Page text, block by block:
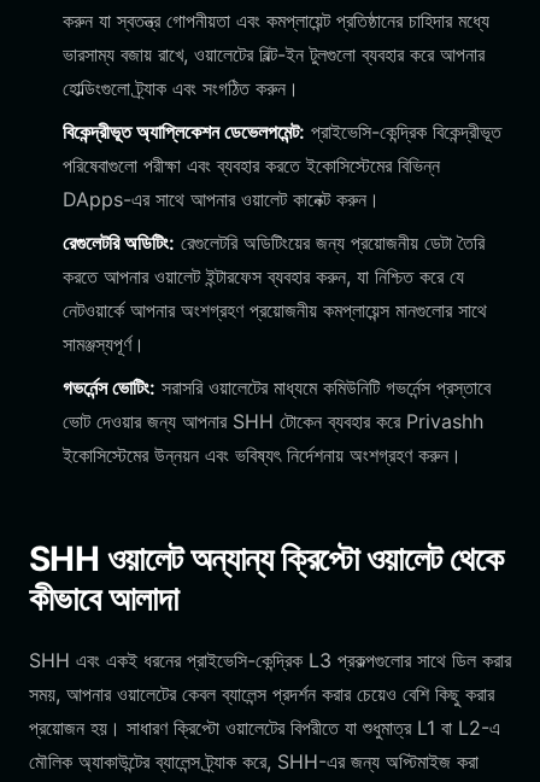
করুন যা স্বতন্ত্র গোপনীয়তা এবং কমপ্লায়েন্ট প্রতিষ্ঠানের চাহিদার মধ্যে
ভারসাম্য বজায় রাখে, ওয়ালেটের বিল্ট-ইন টুলগুলো ব্যবহার করে আপনার
হোল্ডিংগুলো ট্র্যাক এবং সংগঠিত করুন।
বিকেন্দ্রীভূত অ্যাপ্লিকেশন ডেভেলপমেন্ট: প্রাইভেসি-কেন্দ্রিক বিকেন্দ্রীভূত
পরিষেবাগুলো পরীক্ষা এবং ব্যবহার করতে ইকোসিস্টেমের বিভিন্ন
DApps-এর সাথে আপনার ওয়ালেট কানেক্ট করুন।
রেগুলেটরি অডিটিং: রেগুলেটরি অডিটিংয়ের জন্য প্রয়োজনীয় ডেটা তৈরি
করতে আপনার ওয়ালেট ইন্টারফেস ব্যবহার করুন, যা নিশ্চিত করে যে
নেটওয়ার্কে আপনার অংশগ্রহণ প্রয়োজনীয় কমপ্লায়েন্স মানগুলোর সাথে
সামঞ্জস্যপূর্ণ।
গভর্নেন্স ভোটিং: সরাসরি ওয়ালেটের মাধ্যমে কমিউনিটি গভর্নেন্স প্রস্তাবে
ভোট দেওয়ার জন্য আপনার SHH টোকেন ব্যবহার করে Privashh
ইকোসিস্টেমের উন্নয়ন এবং ভবিষ্যৎ নির্দেশনায় অংশগ্রহণ করুন।
SHH ওয়ালেট অন্যান্য ক্রিপ্টো ওয়ালেট থেকে
কীভাবে আলাদা
SHH এবং একই ধরনের প্রাইভেসি-কেন্দ্রিক L3 প্রকল্পগুলোর সাথে ডিল করার
সময়, আপনার ওয়ালেটের কেবল ব্যালেন্স প্রদর্শন করার চেয়েও বেশি কিছু করার
প্রয়োজন হয়। সাধারণ ক্রিপ্টো ওয়ালেটের বিপরীতে যা শুধুমাত্র L1 বা L2-এ
মৌলিক অ্যাকাউন্টের ব্যালেন্স ট্র্যাক করে, SHH-এর জন্য অপ্টিমাইজ করা